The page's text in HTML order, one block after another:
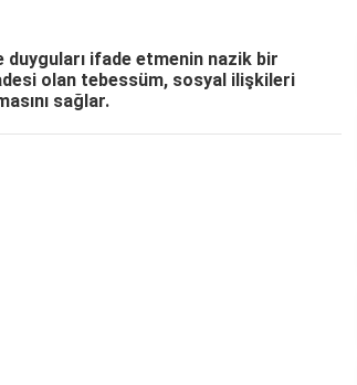
duyguları ifade etmenin nazik bir
olan tebessüm, sosyal ilişkileri
sağlar.